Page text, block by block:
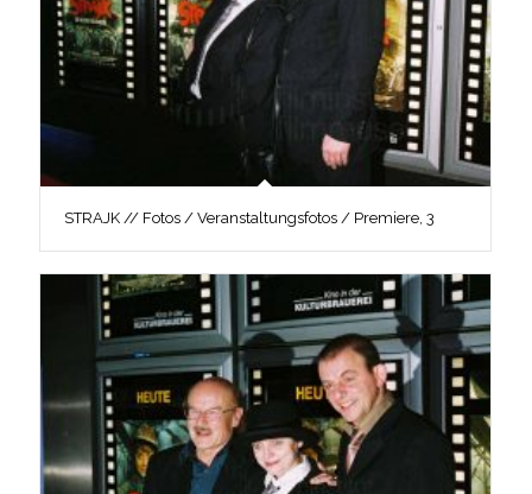
STRAJK // Fotos / Veranstaltungsfotos / Premiere, 3